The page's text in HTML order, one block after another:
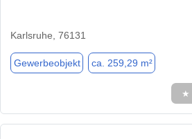
Karlsruhe, 76131
Gewerbeobjekt ca. 259,29 m²
★